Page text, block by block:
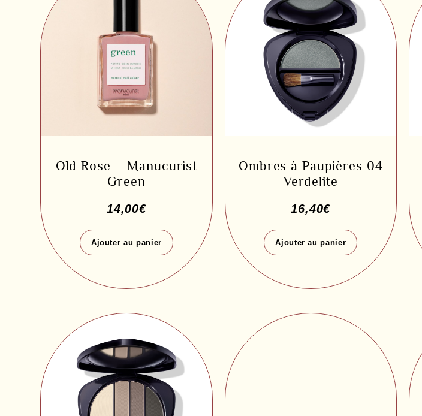
Old Rose – Manucurist
Green
14,00€
Ajouter au panier
Ombres à Paupières 04
Verdelite
16,40€
Ajouter au panier